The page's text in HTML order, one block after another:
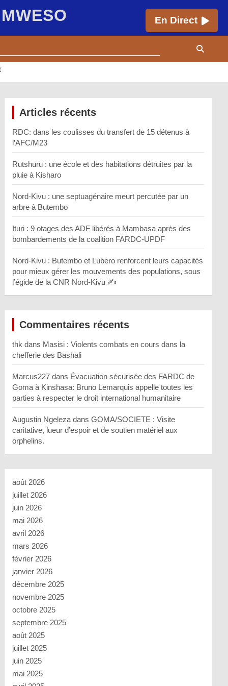
En Direct
Articles récents
RDC: dans les coulisses du transfert de 15 détenus à
l’AFC/M23
Rutshuru : une école et des habitations détruites par la
pluie à Kisharo
Nord-Kivu : une septuagénaire meurt percutée par un
arbre à Butembo
Ituri : 9 otages des ADF libérés à Mambasa après des
bombardements de la coalition FARDC-UPDF
Nord-Kivu : Butembo et Lubero renforcent leurs capacités
pour mieux gérer les mouvements des populations, sous
l’égide de la CNR Nord-Kivu ✍️
Commentaires récents
thk dans Masisi : Violents combats en cours dans la
chefferie des Bashali
Marcus227 dans Évacuation sécurisée des FARDC de
Goma à Kinshasa: Bruno Lemarquis appelle toutes les
parties à respecter le droit international humanitaire
Augustin Ngeleza dansGOMA/SOCIETE : Visite
caritative, lueur d’espoir et de soutien matériel aux
orphelins.
août 2026
juillet 2026
juin 2026
mai 2026
avril 2026
mars 2026
février 2026
janvier 2026
décembre 2025
novembre 2025
octobre 2025
septembre 2025
août 2025
juillet 2025
juin 2025
mai 2025